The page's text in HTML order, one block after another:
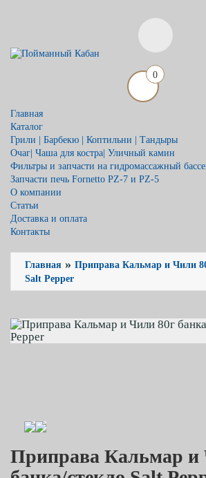
0
Главная
Каталог
Грили | Барбекю | Коптильни | Тандыры
Очаг| Чаша для костра| Уличный камин
Фильтры и запчасти на гидромассажный
Запчасти печь Fornetto PZ-7 и PZ-5
О компании
Статьи
Доставка и оплата
Контакты
Главная » Приправа Кальмар и Чили
Salt Pepper
Приправа Кальмар и